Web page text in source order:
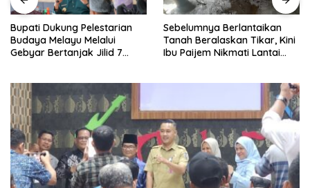
Sebelumnya Berlantaikan
Tanah Beralaskan Tikar, Kini
Ibu Paijem Nikmati Lantai
0208/Asahan
Jumat Berkah Polsek Lima
Puluh, Kapolsek Salomo
Sagala Salurkan Sembako